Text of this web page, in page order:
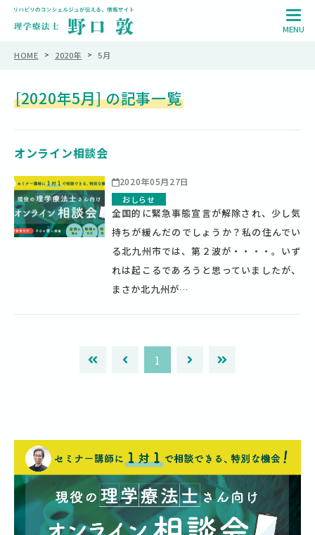
HOME > 2020年 >5月
[2020年5月] の記事一覧
オンライン相談会
2020年05月27日
おしらせ
全国的に緊急事態宣言が解除され、少し気
持ちが緩んだのでしょうか？私の住んでい
る北九州市では、第２波が・・・・。いず
れは起こるであろうと思っていましたが、
まさか北九州が…
1